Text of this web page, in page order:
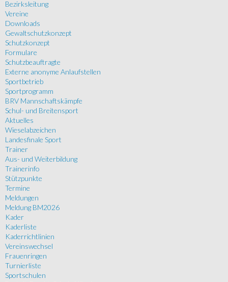
Bezirksleitung
Vereine
Downloads
Gewaltschutzkonzept
Schutzkonzept
Formulare
Schutzbeauftragte
Externe anonyme Anlaufstellen
Sportbetrieb
Sportprogramm
BRV Mannschaftskämpfe
Schul- und Breitensport
Aktuelles
Wieselabzeichen
Landesfinale Sport
Trainer
Aus- und Weiterbildung
Trainerinfo
Stützpunkte
Termine
Meldungen
Meldung BM2026
Kader
Kaderliste
Kaderrichtlinien
Vereinswechsel
Frauenringen
Turnierliste
Sportschulen